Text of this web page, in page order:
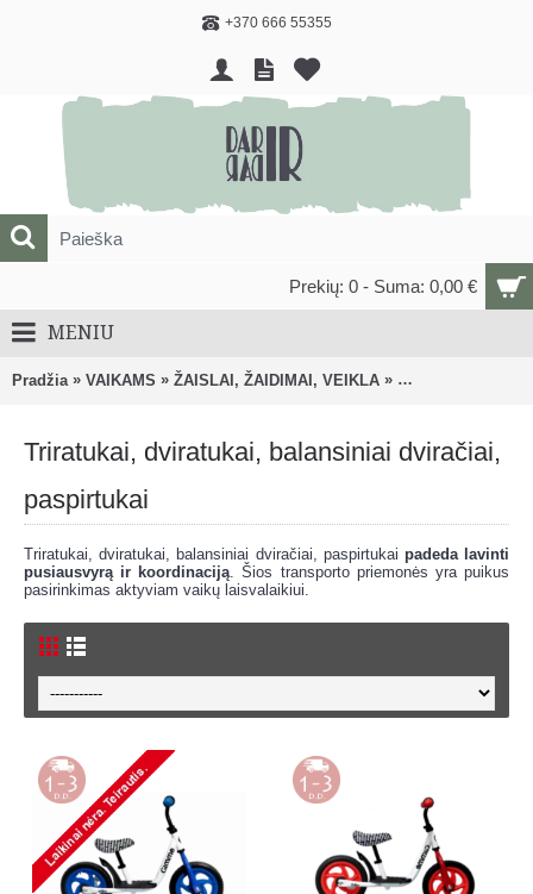
+370 666 55355
Prekių: 0 - Suma: 0,00 €
MENIU
Pradžia » VAIKAMS » ŽAISLAI, ŽAIDIMAI, VEIKLA » Triratukai,
Triratukai, dviratukai, balansiniai dviračiai,
paspirtukai
Triratukai, dviratukai, balansiniai dviračiai, paspirtukai padeda lavinti
pusiausvyrą ir koordinaciją. Šios transporto priemonės yra puikus
pasirinkimas aktyviam vaikų laisvalaikiui.